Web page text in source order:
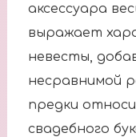
аксессуара
выражает
невесты,
несравнимой
предки
свадебного